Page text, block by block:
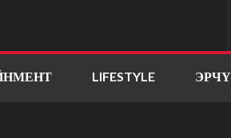
LIFESTYLE